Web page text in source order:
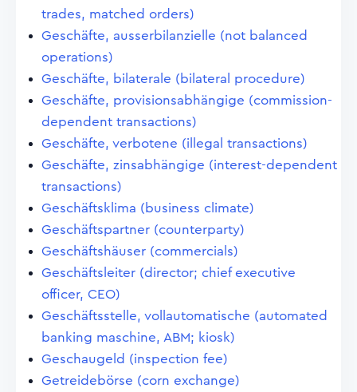
trades, matched orders)
Geschäfte, ausserbilanzielle (not balanced
operations)
Geschäfte, bilaterale (bilateral procedure)
Geschäfte, provisionsabhängige (commission-
dependent transactions)
Geschäfte, verbotene (illegal transactions)
Geschäfte, zinsabhängige (interest-dependent
transactions)
Geschäftsklima (business climate)
Geschäftspartner (counterparty)
Geschäftshäuser (commercials)
Geschäftsleiter (director; chief executive
officer, CEO)
Geschäftsstelle, vollautomatische (automated
banking maschine, ABM; kiosk)
Geschaugeld (inspection fee)
Getreidebörse (corn exchange)